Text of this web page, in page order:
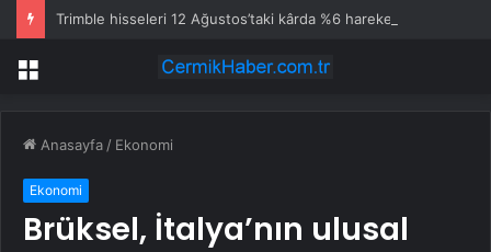
Trimble hisseleri 12 Ağustos’taki kârda %6 hareket edebilir
Menü
Anasayfa / Ekonomi
Ekonomi
Brüksel, İtalya’nın ulusal